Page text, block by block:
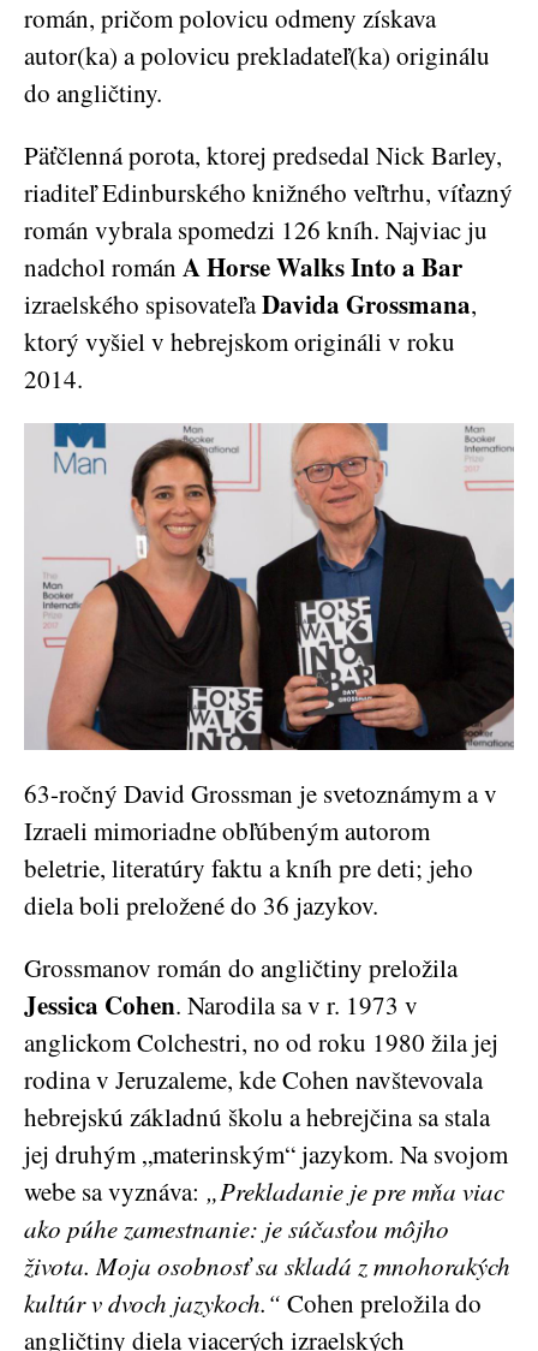
román, pričom polovicu odmeny získava
autor(ka) a polovicu prekladateľ(ka) originálu
do angličtiny.
Päťčlenná porota, ktorej predsedal Nick Barley,
riaditeľ Edinburského knižného veľtrhu, víťazný
román vybrala spomedzi 126 kníh. Najviac ju
nadchol román A Horse Walks Into a Bar
izraelského spisovateľaDavida Grossmana,
ktorý vyšiel v hebrejskom origináli v roku
2014.
63-ročný David Grossman je svetoznámym a v
Izraeli mimoriadne obľúbeným autorom
beletrie, literatúry faktu a kníh pre deti; jeho
diela boli preložené do 36 jazykov.
Grossmanov román do angličtiny preložila
Jessica Cohen. Narodila sa v r. 1973 v
anglickom Colchestri, no od roku 1980 žila jej
rodina v Jeruzaleme, kde Cohen navštevovala
hebrejskú základnú školu a hebrejčina sa stala
jej druhým „materinským“ jazykom. Na svojom
webe sa vyznáva: „Prekladanie je pre mňa viac
ako púhe zamestnanie: je súčasťou môjho
života. Moja osobnosť sa skladá z mnohorakých
kultúr v dvoch jazykoch.“ Cohen preložila do
angličtiny diela viacerých izraelských